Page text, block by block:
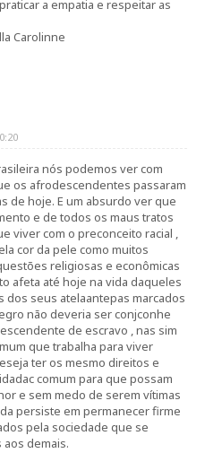
a empatia e respeitar as
Carolinne
nós podemos ver com
os afrodescendentes passaram
de hoje. E um absurdo ver que
e de todos os maus tratos
viver com o preconceito racial ,
cor da pele como muitos
religiosas e econômicas
afeta até hoje na vida daqueles
dos seus atelaantepas marcados
não deveria ser conjconhe
de escravo , nas sim
que trabalha para viver
ter os mesmo direitos e
comum para que possam
e sem medo de serem vítimas
persiste em permanecer firme
pela sociedade que se
demais.